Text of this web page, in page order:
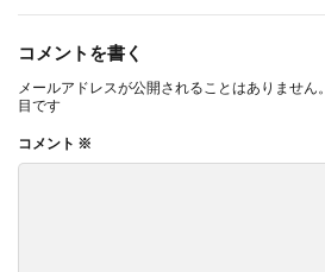
コメントを書く
メールアドレスが公開されることはありません。
目です
コメント ※